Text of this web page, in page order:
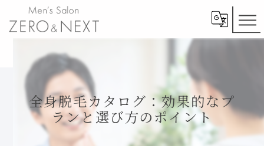
全身脱毛カタログ：効果的なプ
ランと選び方のポイント